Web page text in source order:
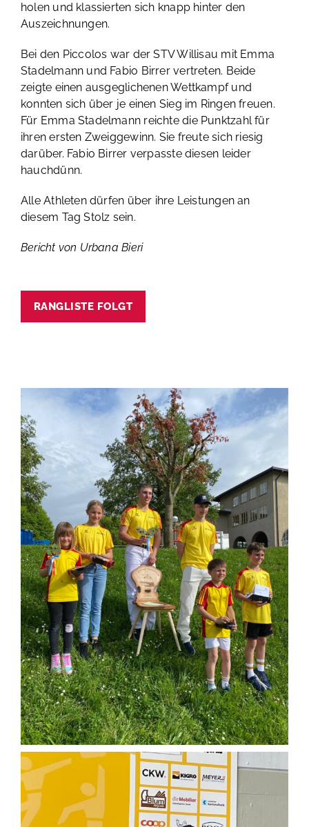
holen und klassierten sich knapp hinter den
Auszeichnungen.
Bei den Piccolos war der STV Willisau mit Emma
Stadelmann und Fabio Birrer vertreten. Beide
zeigte einen ausgeglichenen Wettkampf und
konnten sich über je einen Sieg im Ringen freuen.
Für Emma Stadelmann reichte die Punktzahl für
ihren ersten Zweiggewinn. Sie freute sich riesig
darüber. Fabio Birrer verpasste diesen leider
hauchdünn.
Alle Athleten dürfen über ihre Leistungen an
diesem Tag Stolz sein.
Bericht von Urbana Bieri
RANGLISTE FOLGT